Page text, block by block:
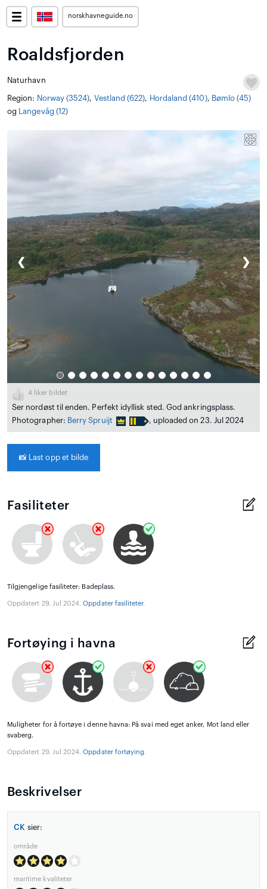
norskhavneguide.no
Roaldsfjorden
Naturhavn
Region: Norway (3524), Vestland (622), Hordaland (410), Bømlo (45)
og
Langevåg (12)
❮ ❯
4 liker bildet
Ser nordøst til enden. Perfekt idyllisk sted. God ankringsplass.
Photographer: Berry Spruijt , uploaded on 23. Jul 2024
📸 Last opp et bilde
Fasiliteter
Tilgjengelige fasiliteter: Badeplass.
Oppdatert 29. Jul 2024.Oppdater fasiliteter.
Fortøying i havna
Muligheter for å fortøye i denne havna: På svai med eget anker, Mot land eller
svaberg.
Oppdatert 29. Jul 2024.Oppdater fortøying.
Beskrivelser
CK sier:
område
maritime kvaliteter